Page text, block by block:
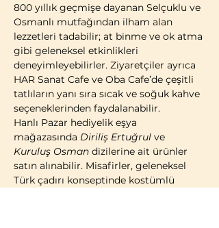
800 yıllık geçmişe dayanan Selçuklu ve
Osmanlı mutfağından ilham alan
lezzetleri tadabilir; at binme ve ok atma
gibi geleneksel etkinlikleri
deneyimleyebilirler. Ziyaretçiler ayrıca
HAR Sanat Cafe ve Oba Cafe’de çeşitli
tatlıların yanı sıra sıcak ve soğuk kahve
seçeneklerinden faydalanabilir.
Hanlı Pazar hediyelik eşya
mağazasında Diriliş Ertuğrul ve
Kuruluş Osman dizilerine ait ürünler
satın alınabilir. Misafirler, geleneksel
Türk çadırı konseptinde kostümlü